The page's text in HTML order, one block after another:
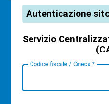
Autenticazione
Servizio
Codice fiscale / Cineca: